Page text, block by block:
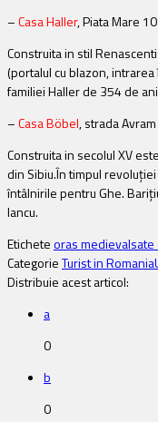
–Casa Haller, Piata Mare 10
Construita in stil
(portalul cu blazon,
familiei Haller de 354 de
–Casa Böbel, strada
Construita in secolul XV
din Sibiu.În timpul
întâlnirile pentru Ghe.
Iancu.
Eticheteoras medievalsate
CategorieTurist in Romania
Distribuie acest articol:
a
0
b
0